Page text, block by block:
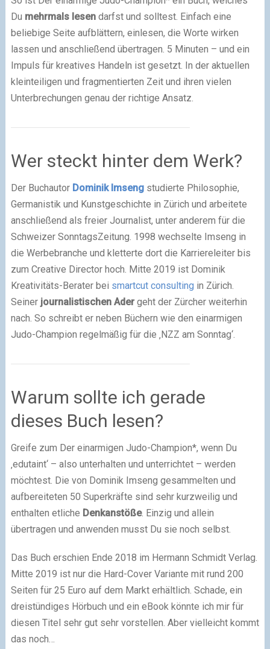
Du mehrmals lesendarfst und solltest. Einfach eine
beliebige Seite aufblättern, einlesen, die Worte wirken
lassen und anschließend übertragen. 5 Minuten – und ein
Impuls für kreatives Handeln ist gesetzt. In der aktuellen
kleinteiligen und fragmentierten Zeit und ihren vielen
Unterbrechungen genau der richtige Ansatz.
Wer steckt hinter dem Werk?
Der Buchautor Dominik Imsengstudierte Philosophie,
Germanistik und Kunstgeschichte in Zürich und arbeitete
anschließend als freier Journalist, unter anderem für die
Schweizer SonntagsZeitung. 1998 wechselte Imseng in
die Werbebranche und kletterte dort die Karriereleiter bis
zum Creative Director hoch. Mitte 2019 ist Dominik
Kreativitäts-Berater bei smartcut consulting in Zürich.
Seinerjournalistischen Adergeht der Zürcher weiterhin
nach. So schreibt er neben Büchern wie den einarmigen
Judo-Champion regelmäßig für die ‚NZZ am Sonntag‘.
Warum sollte ich gerade
dieses Buch lesen?
Greife zum Der einarmigen Judo-Champion*, wenn Du
‚edutaint‘ – also unterhalten und unterrichtet – werden
möchtest. Die von Dominik Imseng gesammelten und
aufbereiteten 50 Superkräfte sind sehr kurzweilig und
enthalten etliche Denkanstöße. Einzig und allein
übertragen und anwenden musst Du sie noch selbst.
Das Buch erschien Ende 2018 im Hermann Schmidt Verlag.
Mitte 2019 ist nur die Hard-Cover Variante mit rund 200
Seiten für 25 Euro auf dem Markt erhältlich. Schade, ein
dreistündiges Hörbuch und ein eBook könnte ich mir für
diesen Titel sehr gut sehr vorstellen. Aber vielleicht kommt
das noch…